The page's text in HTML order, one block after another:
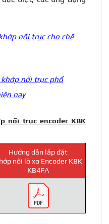
nối trục cho chế
khớp nối trục phổ
nay
nối trục encoder KBK
Hướng dẫn lắp đặt
nối lò xo Encoder KBK
KB4FA